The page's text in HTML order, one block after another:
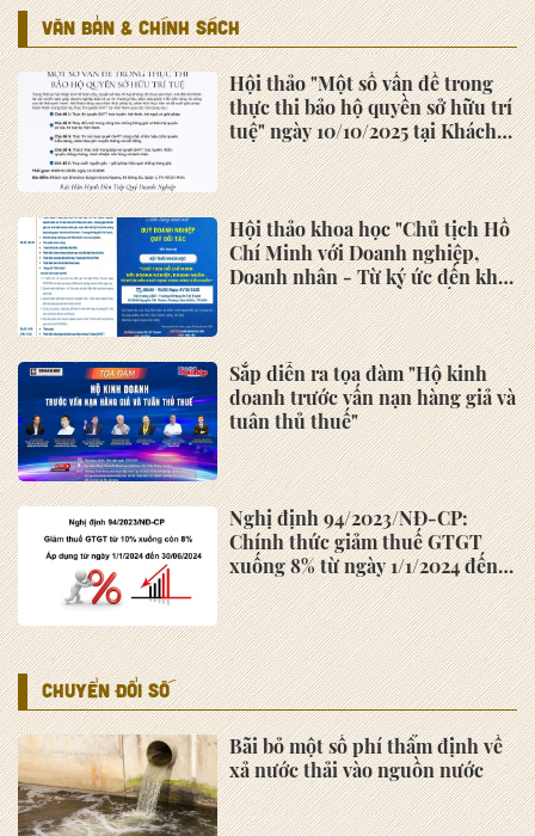
Lĩnh vực và phạm vi hoạt động
của Hiệp Hội Doanh nghiệp nhỏ
và vừa khu vực phía Nam
Điều kiện trở thành hội viên
Hiệp Hội Doanh nghiệp nhỏ và
vừa khu vực phía Nam
TIN TỨC
Kiến nghị 7 nhóm giải pháp hỗ
trợ doanh nghiệp
TP. Hồ Chí Minh đề xuất hỗ trợ
tối đa 200 tỷ đồng cho mỗi dự
án AI, bán dẫn và công nghệ số
Thiếu tướng Tô Anh Dũng làm
Chủ tịch UBND tỉnh Thanh Hóa